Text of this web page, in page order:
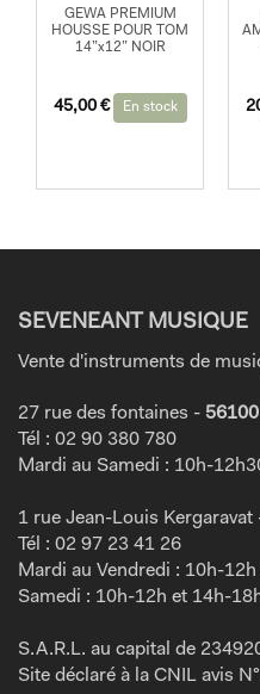
GEWA PREMIUM
HOUSSE POUR TOM
14”x12” NOIR
45,00 € En stock
SEVENEANT MUSIQUE
Vente d'instruments de
27 rue des fontaines -
Tél : 02 90 380 780
Mardi au Samedi : 10h-
1 rue Jean-Louis Kergaravat
Tél : 02 97 23 41 26
Mardi au Vendredi : 10h-
Samedi : 10h-12h et 14h-
S.A.R.L. au capital de
Site déclaré à la CNIL avis